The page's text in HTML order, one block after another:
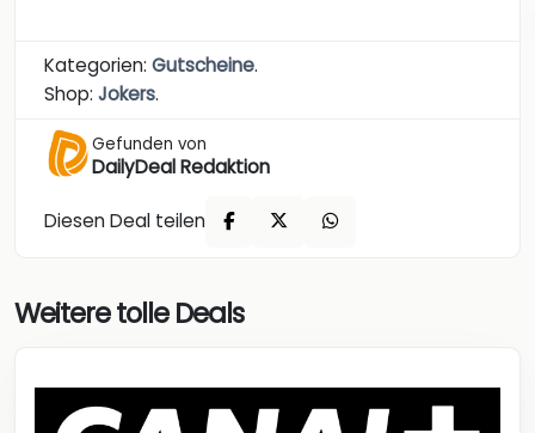
Kategorien: Gutscheine.
Shop: Jokers.
Gefunden von
DailyDeal Redaktion
Diesen Deal teilen
Weitere tolle Deals